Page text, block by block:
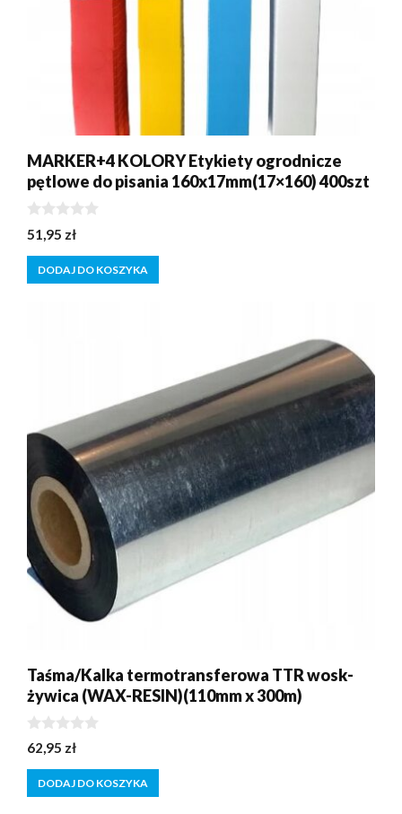
MARKER+4 KOLORY Etykiety ogrodnicze
pętlowe do pisania 160x17mm(17×160) 400szt
0
z
5
51,95 zł
DODAJ DO KOSZYKA
Taśma/Kalka termotransferowa TTR wosk-
żywica (WAX-RESIN)(110mm x 300m)
0
z
5
62,95 zł
DODAJ DO KOSZYKA